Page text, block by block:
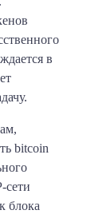
в
bitcoin
сети
блока